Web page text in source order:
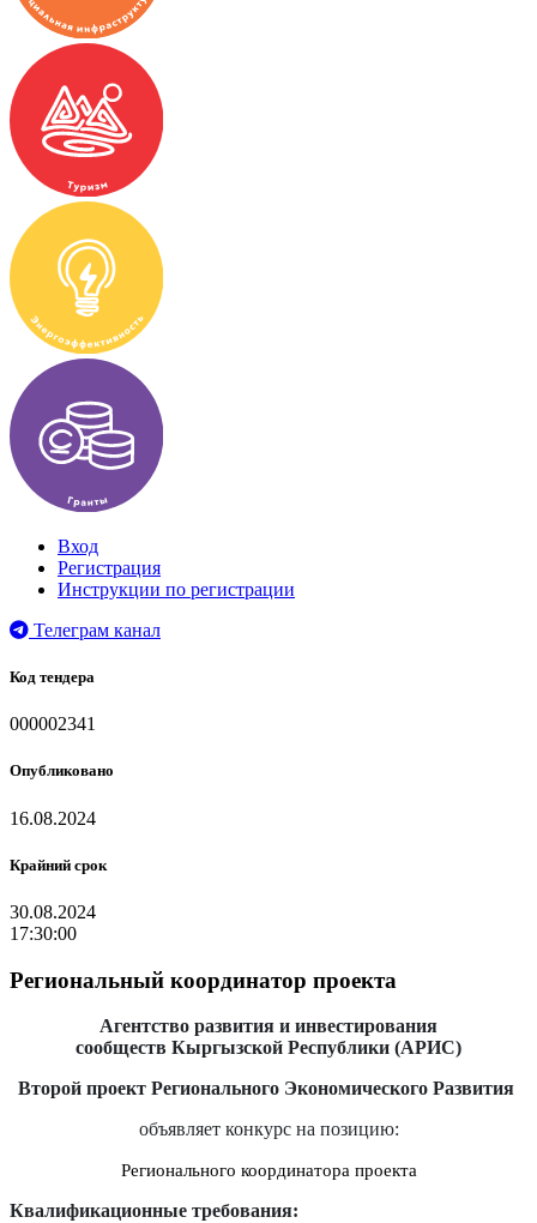
Вход
Регистрация
Инструкции по регистрации
Телеграм канал
Код тендера
000002341
Опубликовано
16.08.2024
Крайний срок
30.08.2024
17:30:00
Региональный координатор проекта
Агентство развития и инвестирования
сообществ Кыргызской Республики (АРИС)
Второй проект Регионального Экономического Развития
объявляет конкурс на позицию:
Регионального координатора проекта
Квалификационные требования: